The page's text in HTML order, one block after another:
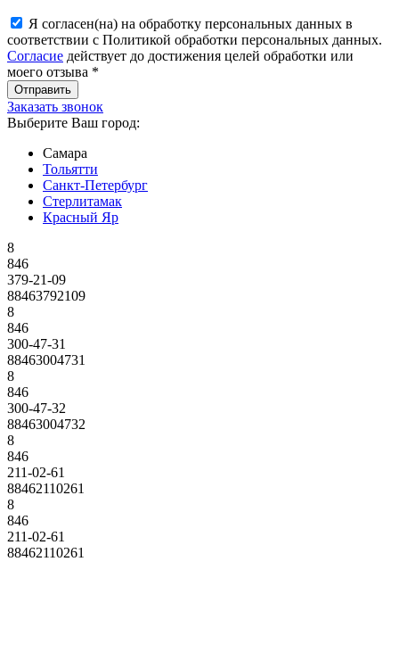
Я согласен(на) на обработку персональных данных в
соответствии с Политикой обработки персональных данных.
Согласие действует до достижения целей обработки или
моего отзыва *
Заказать звонок
Выберите Ваш город:
Самара
Тольятти
Санкт-Петербург
Стерлитамак
Красный Яр
8
846
379-21-09
88463792109
8
846
300-47-31
88463004731
8
846
300-47-32
88463004732
8
846
211-02-61
88462110261
8
846
211-02-61
88462110261